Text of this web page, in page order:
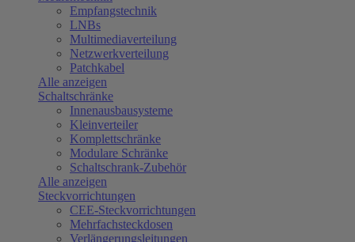
Empfangstechnik
LNBs
Multimediaverteilung
Netzwerkverteilung
Patchkabel
Alle anzeigen
Schaltschränke
Innenausbausysteme
Kleinverteiler
Komplettschränke
Modulare Schränke
Schaltschrank-Zubehör
Alle anzeigen
Steckvorrichtungen
CEE-Steckvorrichtungen
Mehrfachsteckdosen
Verlängerungsleitungen